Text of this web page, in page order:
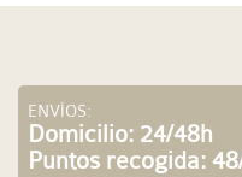
ENVÍOS:
Domicilio: 24/48h
Puntos recogida: